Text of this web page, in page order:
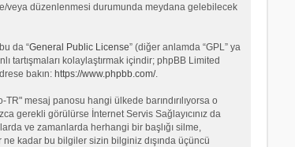
veya düzenlenmesi durumunda meydana gelebilecek
da “General Public License” (diğer anlamda “GPL” ya
tartışmaları kolaylaştırmak içindir; phpBB Limited
bakın: https://www.phpbb.com/.
mesaj panosu hangi ülkede barındırılıyorsa o
gerekli görülürse İnternet Servis Sağlayıcınız da
ve zamanlarda herhangi bir başlığı silme,
kadar bu bilgiler sizin bilginiz dışında üçüncü